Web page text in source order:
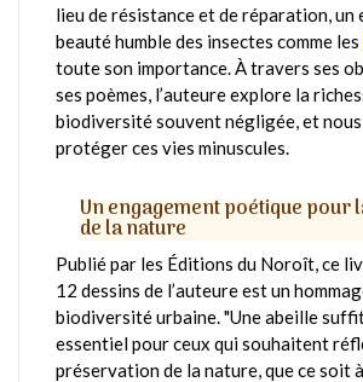
lieu de résistance et de réparation, un
beauté humble des insectes comme les
toute son importance. À travers ses
ses poèmes, l’auteure explore la
biodiversité souvent négligée, et
protéger ces vies minuscules.
Un engagement poétique
de la nature
Publié par les Éditions du Noroît, ce
12 dessins de l’auteure est un
biodiversité urbaine. "Une abeille
essentiel pour ceux qui souhaitent
préservation de la nature, que ce soit